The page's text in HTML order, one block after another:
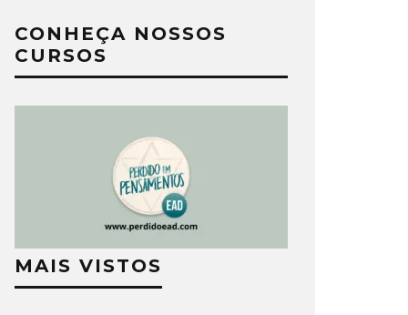
CONHEÇA NOSSOS
CURSOS
MAIS VISTOS